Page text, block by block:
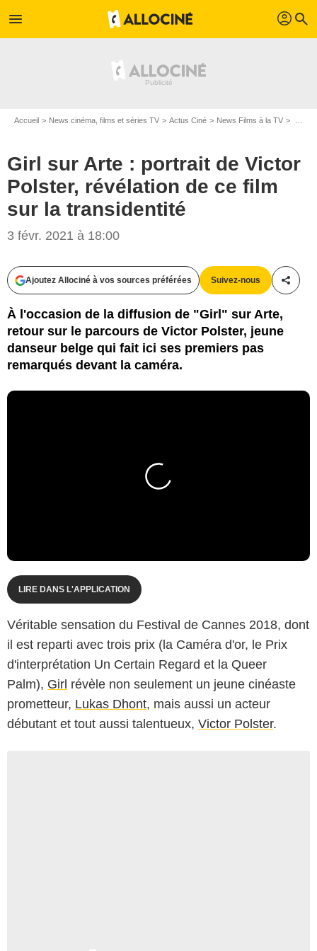
menu profil search
Accueil News cinéma, films et séries TV Actus Ciné News Films à la TV
Girl sur Arte : portrait de Victor
Polster, révélation de ce film
sur la transidentité
3 févr. 2021 à 18:00
Ajoutez Allociné à vos sources préférées Suivez-nous
À l'occasion de la diffusion de "Girl" sur Arte,
retour sur le parcours de Victor Polster, jeune
danseur belge qui fait ici ses premiers pas
remarqués devant la caméra.
LIRE DANS L'APPLICATION
Véritable sensation du Festival de Cannes 2018, dont
il est reparti avec trois prix (la Caméra d'or, le Prix
d'interprétation Un Certain Regard et la Queer
Palm), Girl révèle non seulement un jeune cinéaste
prometteur, Lukas Dhont, mais aussi un acteur
débutant et tout aussi talentueux, Victor Polster.